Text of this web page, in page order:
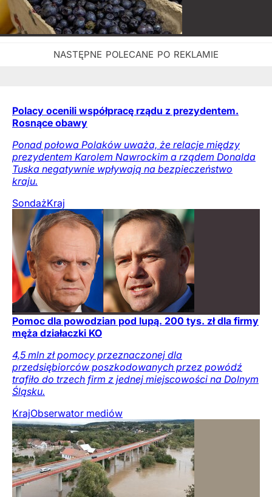
Polacy ocenili współpracę rządu z prezydentem.
Rosnące obawy
Ponad połowa Polaków uważa, że relacje między
prezydentem Karolem Nawrockim a rządem Donalda
Tuska negatywnie wpływają na bezpieczeństwo
kraju.
SondażKraj
Pomoc dla powodzian pod lupą. 200 tys. zł dla firmy
męża działaczki KO
4,5 mln zł pomocy przeznaczonej dla
przedsiębiorców poszkodowanych przez powódź
trafiło do trzech firm z jednej miejscowości na Dolnym
Śląsku.
KrajObserwator mediów